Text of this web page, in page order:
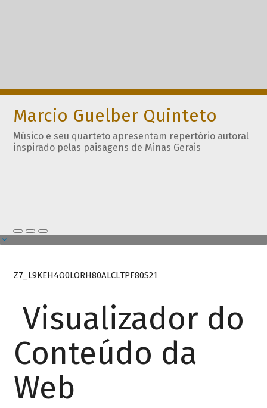
Marcio Guelber Quinteto
Músico e seu quarteto apresentam repertório autoral
inspirado pelas paisagens de Minas Gerais
Z7_L9KEH4O0LORH80ALCLTPF80S21
Visualizador do
Conteúdo da
Web